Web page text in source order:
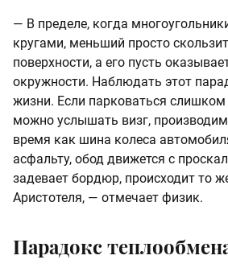
— В пределе, когда
кругами, меньший просто
поверхности, а его пусть
окружности. Наблюдать этот
жизни. Если парковаться
можно услышать визг,
время как шина колеса
асфальту, обод движется с
задевает бордюр, происходит то
Аристотеля, — отмечает физик.
Парадокс